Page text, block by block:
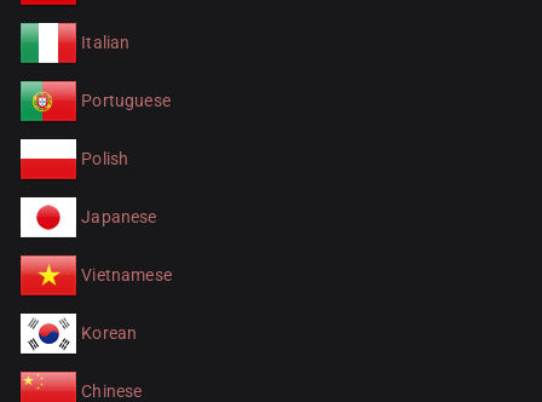
Italian
Portuguese
Polish
Japanese
Vietnamese
Korean
Chinese